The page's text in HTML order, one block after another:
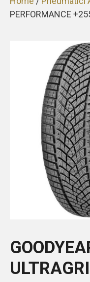
PERFORMANCE